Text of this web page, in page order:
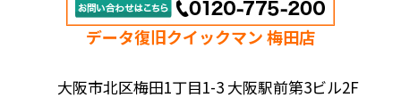
データ復旧クイックマン 梅田店
大阪市北区梅田1丁目1-3 大阪駅前第3ビル2F